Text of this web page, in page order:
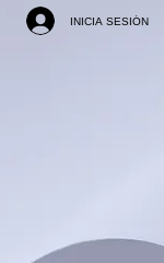
INICIA SESIÓN